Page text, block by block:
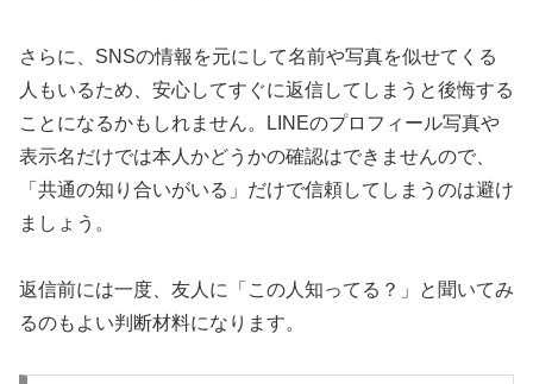
さらに、SNSの情報を元にして名前や写真を似せてくる
人もいるため、安心してすぐに返信してしまうと後悔する
ことになるかもしれません。LINEのプロフィール写真や
表示名だけでは本人かどうかの確認はできませんので、
「共通の知り合いがいる」だけで信頼してしまうのは避け
ましょう。
返信前には一度、友人に「この人知ってる？」と聞いてみ
るのもよい判断材料になります。